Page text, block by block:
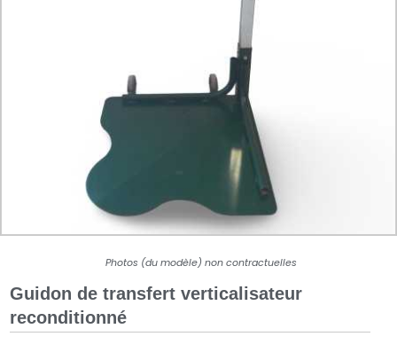
Photos (du modèle) non contractuelles
Guidon de transfert verticalisateur
reconditionné